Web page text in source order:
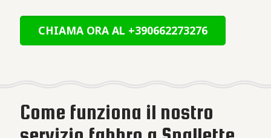
CHIAMA ORA AL +390662273276
Come funziona il nostro